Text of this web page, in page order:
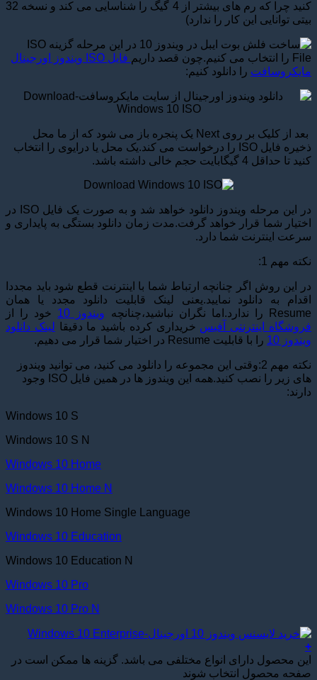
کنید چرا که رم های بیشتر از 4 گیگ را شناسایی می کند و نسخه 32
بیتی توانایی این کار را ندارد)
در این مرحله گزینه ISO
File را انتخاب می کنیم.چون قصد داریم
فایل ISO ویندوز اورجینال
مایکروسافت را دانلود کنیم:
بعد از کلیک بر روی Next یک پنجره باز می شود که از ما محل
ذخیره فایل ISO را درخواست می کند.یک محل یا درایوی را انتخاب
کنید تا حداقل 4 گیگابایت حجم خالی داشته باشد.
در این مرحله ویندوز دانلود خواهد شد و به صورت یک فایل ISO در
اختیار شما قرار خواهد گرفت.مدت زمان دانلود بستگی به پایداری و
سرعت اینترنت شما دارد.
نکته مهم 1:
در این روش اگر چنانچه ارتباط شما با اینترنت قطع شود باید مجددا
اقدام به دانلود نمایید.یعنی لینک قابلیت دانلود مجدد یا همان
Resume را ندارد.اما نگران نباشید،چنانچه
ویندوز 10
خود را از
فروشگاه اینترنتی آفیس خریداری کرده باشید ما دقیقا لینک دانلود
ویندوز 10
را با قابلیت Resume در اختیار شما قرار می دهیم.
نکته مهم 2:وقتی این مجموعه را دانلود می کنید، می توانید ویندوز
های زیر را نصب کنید.همه این ویندوز ها در همین فایل ISO وجود
دارند:
Windows 10 S
Windows 10 Home
Windows 10 Home N
Windows 10 Education
Windows 10 Education N
Windows 10 Pro
Windows 10 Pro N
+
این محصول دارای انواع مختلفی می باشد. گزینه ها ممکن است در
صفحه محصول انتخاب شوند